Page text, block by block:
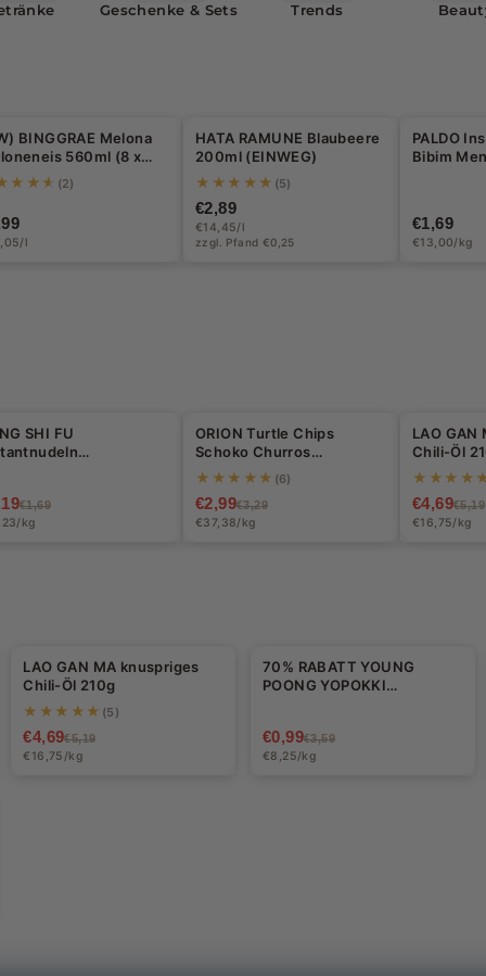
Geschenke & Sets Trends
BINGGRAE Melona
560ml (8 x
(2)
l
HATA RAMUNE Blaubeere
200ml (EINWEG)
★★★★★ (5)
€2,89
€14,45/l
zzgl. Pfand €0,25
PALDO
Bibim
€1,69
€13,00/kg
SHI FU
€1,69
kg
-9%
ORION Turtle Chips
Schoko Churros
Geschmack 80g
★★★★★ (6)
€2,99€3,29
€37,38/kg
-10%
LAO
Chili-Öl
€4,69€5,19
€16,75/kg
-10%
LAO GAN MA knuspriges
Chili-Öl 210g
★★★★★ (5)
€4,69€5,19
€16,75/kg
-72%
70% RABATT YOUNG
POONG YOPOKKI
€0,99€3,59
€8,25/kg